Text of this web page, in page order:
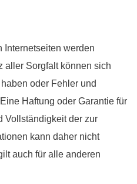
Internetseiten werden
aller Sorgfalt können sich
oder Fehler und
Haftung oder Garantie für
Vollständigkeit der zur
kann daher nicht
auch für alle anderen